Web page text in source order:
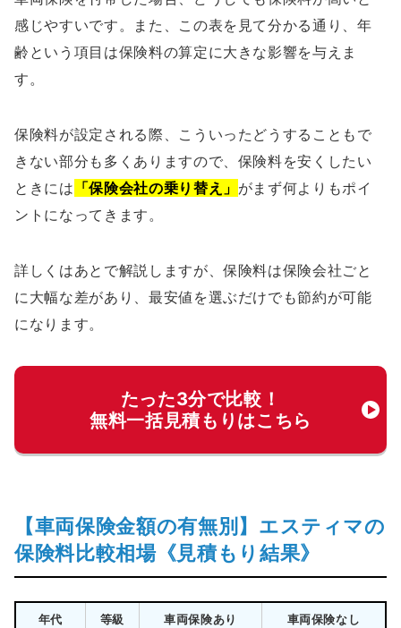
感じやすいです。また、この表を見て分かる通り、年
齢という項目は保険料の算定に大きな影響を与えま
す。
保険料が設定される際、こういったどうすることもで
きない部分も多くありますので、保険料を安くしたい
ときには 「保険会社の乗り替え」 がまず何よりもポイ
ントになってきます。
詳しくはあとで解説しますが、保険料は保険会社ごと
に大幅な差があり、最安値を選ぶだけでも節約が可能
になります。
たった3分で比較！
無料一括見積もりはこちら
【車両保険金額の有無別】エスティマの
保険料比較相場《見積もり結果》
年代 等級 車両保険あり 車両保険なし